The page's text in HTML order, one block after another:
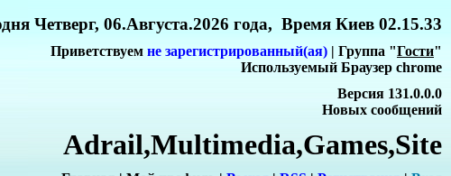
Четверг, 06.Августа.2026 года, Время Киев 02.15.33
Приветствуем не зарегистрированный(ая) | Группа "Гости"
Используемый Браузер chrome
Версия 131.0.0.0
Новых сообщений
Adrail,Multimedia,Games,Site